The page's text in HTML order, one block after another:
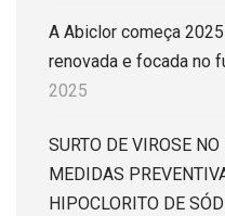
A Abiclor começa
renovada e focada no
2025
SURTO DE VIROSE
MEDIDAS
HIPOCLORITO DE